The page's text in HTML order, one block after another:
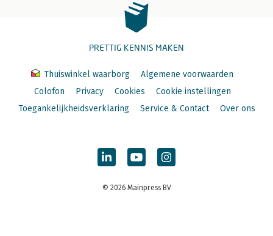
PRETTIG KENNIS MAKEN
Thuiswinkel waarborg
Algemene voorwaarden
Colofon
Privacy Cookies
Cookie instellingen
Toegankelijkheidsverklaring
Service & Contact Over ons
© 2026 Mainpress BV